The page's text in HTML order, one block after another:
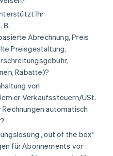
Ihr
B.
Abrechnung, Preis
Preisgestaltung,
Rabatte)?
von
er Verkaufssteuern/USt.
automatisch
„out of the box“
für Abonnements vor